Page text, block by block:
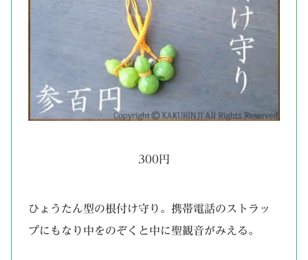
300円
ひょうたん型の根付け守り。携帯電話のストラッ
プにもなり中をのぞくと中に聖観音がみえる。